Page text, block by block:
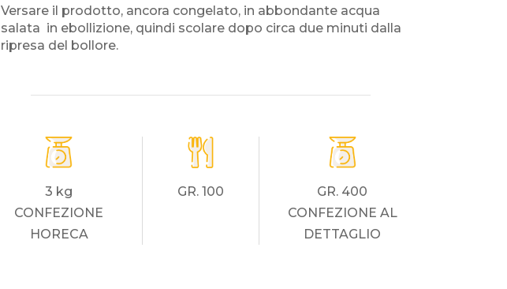
Versare il prodotto, ancora congelato, in abbondante acqua
salata in ebollizione, quindi scolare dopo circa due minuti dalla
ripresa del bollore.
3 kg
CONFEZIONE
HORECA
GR. 100
GR. 400
CONFEZIONE AL
DETTAGLIO